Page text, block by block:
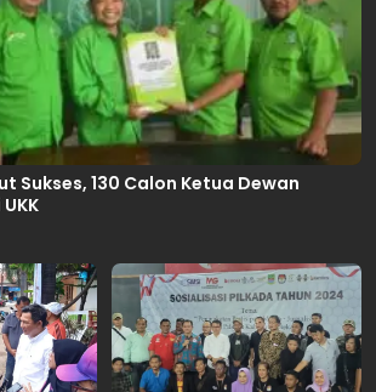
Sukses, 130 Calon Ketua Dewan